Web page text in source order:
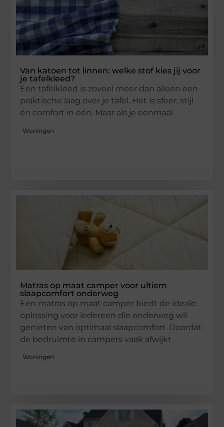
Van katoen tot linnen: welke stof kies jij voor
je tafelkleed?
Een tafelkleed is zoveel meer dan alleen een
praktische laag over je tafel. Het is sfeer, stijl
én comfort in één. Maar als je eenmaal
Woningen
Matras op maat camper voor ultiem
slaapcomfort onderweg
Een matras op maat camper biedt de ideale
oplossing voor iedereen die onderweg wil
genieten van optimaal slaapcomfort. Doordat
de bedruimte in campers vaak afwijkt
Woningen